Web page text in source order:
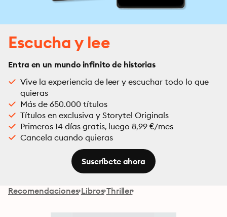
Escucha y lee
Entra en un mundo infinito de historias
Vive la experiencia de leer y escuchar todo lo que
quieras
Más de 650.000 títulos
Títulos en exclusiva y Storytel Originals
Primeros 14 días gratis, luego 8,99 €/mes
Cancela cuando quieras
Suscríbete ahora
Recomendaciones Libros Thriller